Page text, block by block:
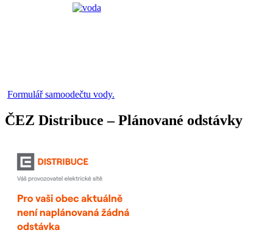
Formulář samoodečtu vody.
ČEZ Distribuce – Plánované odstávky